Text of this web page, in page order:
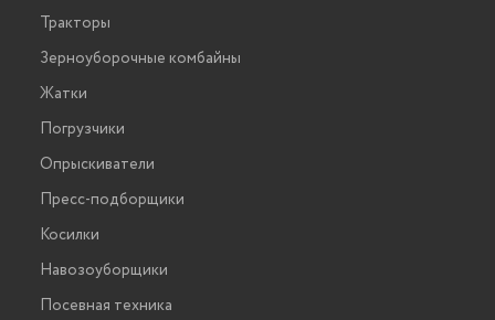
Тракторы
Зерноуборочные комбайны
Жатки
Погрузчики
Опрыскиватели
Пресс-подборщики
Косилки
Навозоуборщики
Посевная техника